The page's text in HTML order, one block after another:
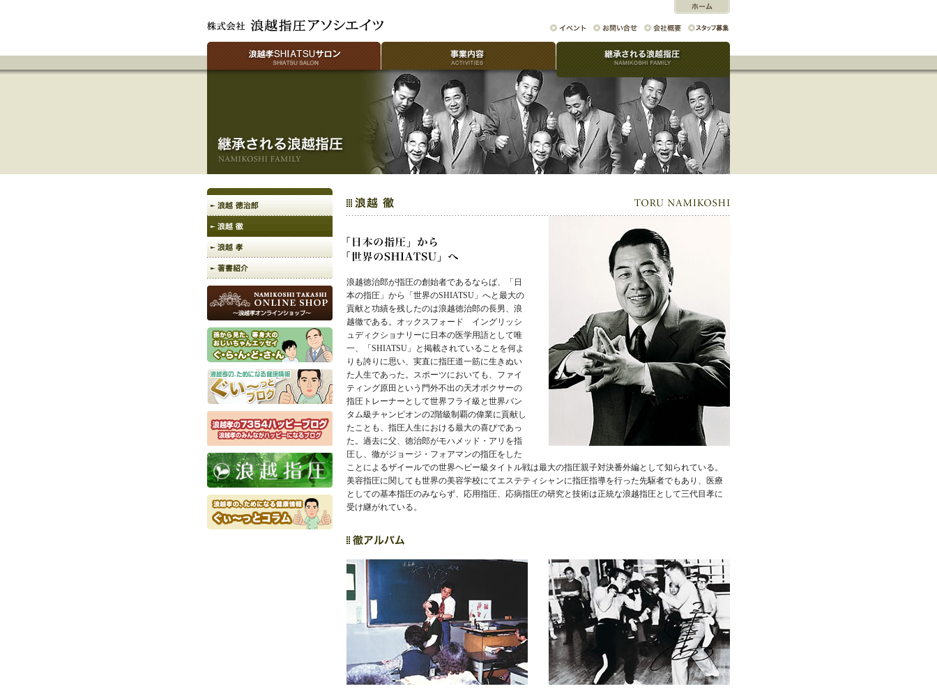
浪越徳治郎が指圧の創始者であるならば、「日
本の指圧」から「世界のSHIATSU」へと最大の
貢献と功績を残したのは浪越徳治郎の長男、浪
越徹である。オックスフォード イングリッシ
ュディクショナリーに日本の医学用語として唯
一、「SHIATSU」と掲載されていることを何よ
りも誇りに思い、実直に指圧道一筋に生きぬい
た人生であった。スポーツにおいても、ファイ
ティング原田という門外不出の天才ボクサーの
指圧トレーナーとして世界フライ級と世界バン
タム級チャンピオンの2階級制覇の偉業に貢献し
たことも、指圧人生における最大の喜びであっ
た。過去に父、徳治郎がモハメッド・アリを指
圧し、徹がジョージ・フォアマンの指圧をした
ことによるザイールでの世界ヘビー級タイトル戦は最大の指圧親子対決番外編として知られている。
美容指圧に関しても世界の美容学校にてエステティシャンに指圧指導を行った先駆者でもあり、医療
としての基本指圧のみならず、応用指圧、応病指圧の研究と技術は正統な浪越指圧として三代目孝に
受け継がれている。